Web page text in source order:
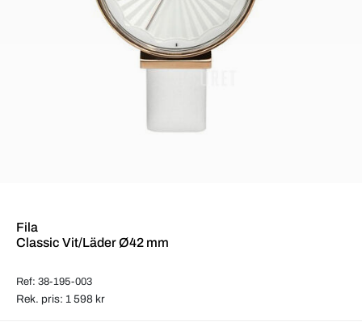
Fila
Classic Vit/Läder Ø42 mm
Ref: 38-195-003
Rek. pris: 1 598 kr